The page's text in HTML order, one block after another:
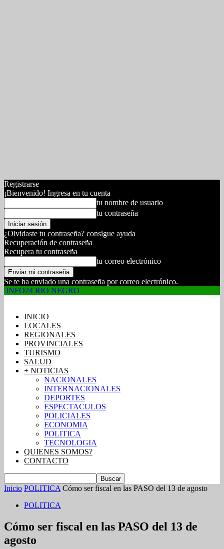
Registrarse
¡Bienvenido! Ingresa en tu cuenta
tu nombre de usuario
tu contraseña
¿Olvidaste tu contraseña? consigue ayuda
Recuperación de contraseña
Recupera tu contraseña
tu correo electrónico
Se te ha enviado una contraseña por correo electrónico.
INFO24 RIO NEGRO
INICIO
LOCALES
REGIONALES
PROVINCIALES
TURISMO
SALUD
+ NOTICIAS
NACIONALES
INTERNACIONALES
DEPORTES
ESPECTACULOS
POLICIALES
ECONOMIA
POLITICA
TECNOLOGIA
QUIENES SOMOS?
CONTACTO
Inicio POLITICA Cómo ser fiscal en las PASO del 13 de agosto
POLITICA
Cómo ser fiscal en las PASO del 13 de
agosto